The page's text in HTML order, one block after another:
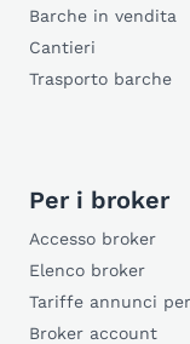
Barche in vendita
Cantieri
Trasporto barche
Per i broker
Accesso broker
Elenco broker
Tariffe annunci
Broker account